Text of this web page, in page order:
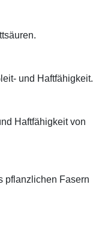
und Haftfähigkeit.
Haftfähigkeit von
pflanzlichen Fasern